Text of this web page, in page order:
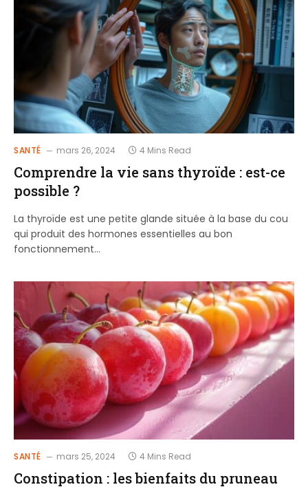
SANTÉ mars 26, 2024 4 Mins Read
Comprendre la vie sans thyroïde : est-ce
possible ?
La thyroïde est une petite glande située à la base du cou
qui produit des hormones essentielles au bon
fonctionnement…
SANTÉ mars 25, 2024 4 Mins Read
Constipation : les bienfaits du pruneau